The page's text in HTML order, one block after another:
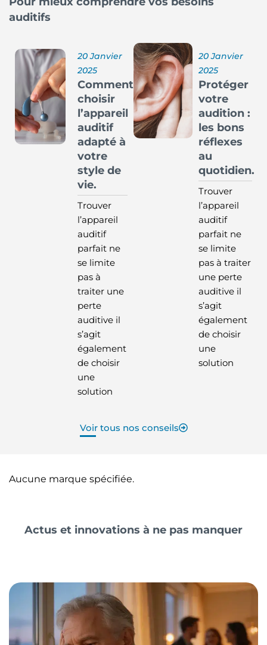
auditifs
20 Janvier
2025
Comment
choisir
l’appareil
auditif
adapté à
votre
style de
vie.
Trouver
l’appareil
auditif
parfait ne
se limite
pas à
traiter une
perte
auditive il
s’agit
également
de choisir
une
solution
20 Janvier
2025
Protéger
votre
audition :
les bons
réflexes
au
quotidien.
Trouver
l’appareil
auditif
parfait ne
se limite
pas à traiter
une perte
auditive il
s’agit
également
de choisir
une
solution
Voir tous nos conseils
Aucune marque spécifiée.
Actus et innovations à ne pas manquer